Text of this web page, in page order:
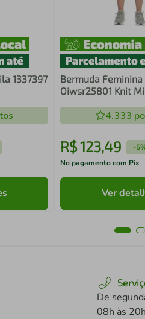
1337397
Bermuda
Oiwsr25801 Knit
4.333
R$123,49 -
No pagamento com Pix
Ver
De
08h às